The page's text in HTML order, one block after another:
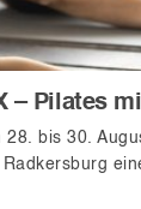
– Pilates
bis 30.